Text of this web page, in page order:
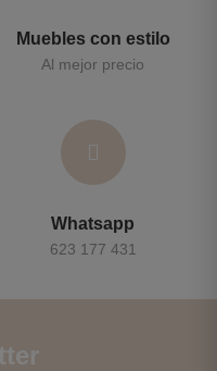
Muebles con estilo
Al mejor precio
Whatsapp
623 177 431